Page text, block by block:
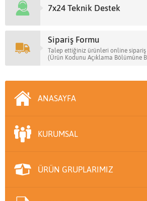
7x24 Teknik Destek
Sipariş Formu
Talep ettiğiniz ürünleri online
(Ürün Kodunu Açıklama Bölümüne
ANASAYFA
KURUMSAL
ÜRÜN GRUPLARIMIZ